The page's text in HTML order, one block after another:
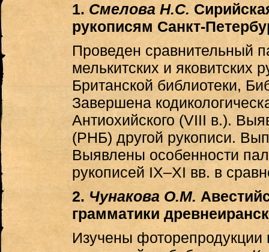
1. Смелова Н.С.
рукописям Санкт-
Проведен сравнительный
мелькитских и
Британской библиотеки,
Завершена
Антиохийского (VIII в.).
(РНБ) другой рукописи.
Выявлены особенности
рукописей IX–XI вв. в
2. Чунакова О.М.
грамматики
Изучены фоторепродукции